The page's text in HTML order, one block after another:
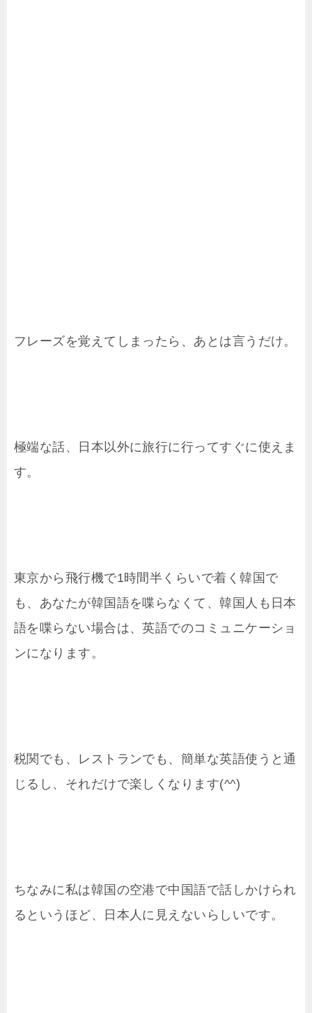
フレーズを覚えてしまったら、あとは言うだけ。
極端な話、日本以外に旅行に行ってすぐに使えま
す。
東京から飛行機で1時間半くらいで着く韓国で
も、あなたが韓国語を喋らなくて、韓国人も日本
語を喋らない場合は、英語でのコミュニケーショ
ンになります。
税関でも、レストランでも、簡単な英語使うと通
じるし、それだけで楽しくなります(^^)
ちなみに私は韓国の空港で中国語で話しかけられ
るというほど、日本人に見えないらしいです。